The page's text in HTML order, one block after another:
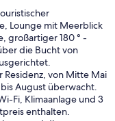
Lounge mit Meerblick
großartiger 180 ° -
die Bucht von
Residenz, von Mitte Mai
August überwacht.
Fi, Klimaanlage und 3
enthalten.